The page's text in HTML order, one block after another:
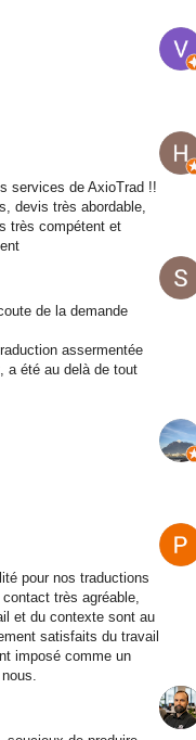
services de AxioTrad !!
devis très abordable,
très compétent et
de la demande
assermentée
a été au delà de tout
pour nos traductions
très agréable,
et du contexte sont au
satisfaits du travail
imposé comme un